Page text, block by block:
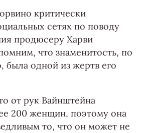
критически
сетях по поводу
продюсеру Харви
что знаменитость, по
была одной из жертв его
от рук Вайнштейна
200 женщин, поэтому она
то, что он может не